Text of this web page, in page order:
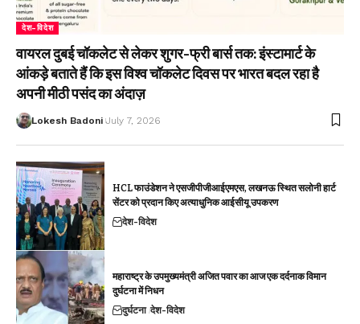
देश-विदेश
वायरल दुबई चॉकलेट से लेकर शुगर-फ्री बार्स तक: इंस्टामार्ट के
आंकड़े बताते हैं कि इस विश्व चॉकलेट दिवस पर भारत बदल रहा है
अपनी मीठी पसंद का अंदाज़
Lokesh Badoni July 7, 2026
HCL फाउंडेशन ने एसजीपीजीआईएमएस, लखनऊ स्थित सलोनी हार्ट
सेंटर को प्रदान किए अत्याधुनिक आईसीयू उपकरण
देश-विदेश
महाराष्ट्र के उपमुख्यमंत्री अजित पवार का आज एक दर्दनाक विमान
दुर्घटना में निधन
दुर्घटना देश-विदेश